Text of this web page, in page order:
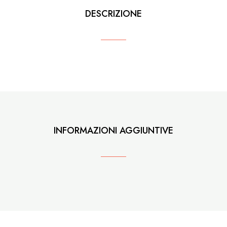
DESCRIZIONE
INFORMAZIONI AGGIUNTIVE